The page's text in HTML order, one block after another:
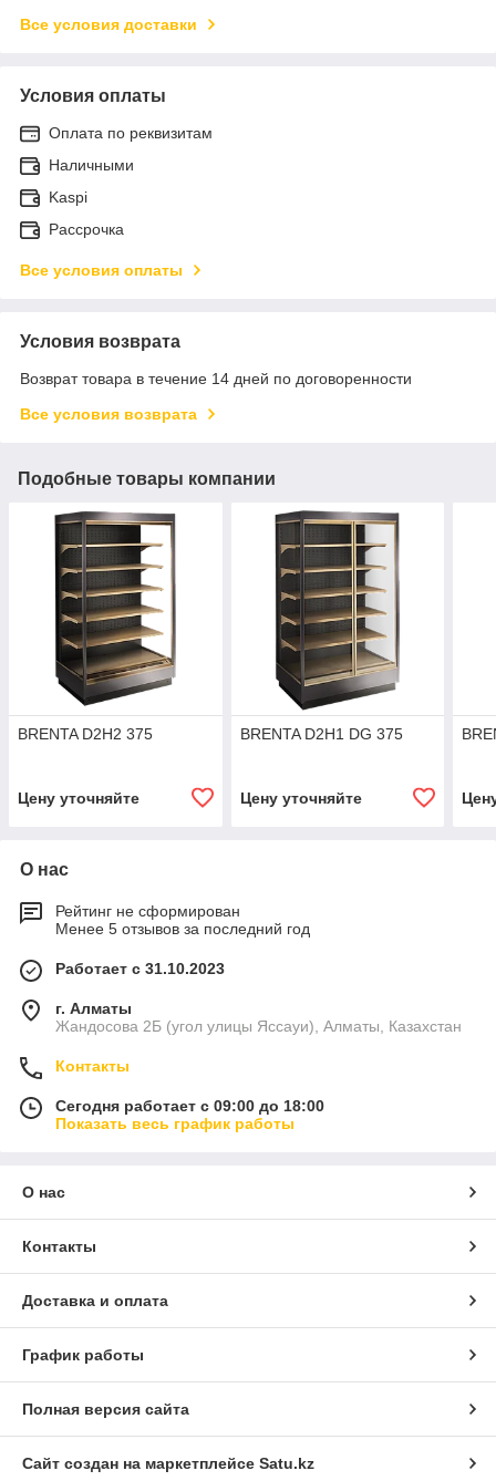
Все условия доставки
Условия оплаты
Оплата по реквизитам
Наличными
Kaspi
Рассрочка
Все условия оплаты
Условия возврата
Возврат товара в течение 14 дней по договоренности
Все условия возврата
Подобные товары компании
BRENTA D2H2 375
Цену уточняйте
BRENTA D2H1 DG 375
Цену уточняйте
О нас
Рейтинг не сформирован
Менее 5 отзывов за последний год
Работает с 31.10.2023
г. Алматы
Жандосова 2Б (угол улицы Яссауи), Алматы, Казахстан
Контакты
Сегодня работает с 09:00 до 18:00
Показать весь график работы
О нас
Контакты
Доставка и оплата
График работы
Полная версия сайта
Сайт создан на маркетплейсе Satu.kz